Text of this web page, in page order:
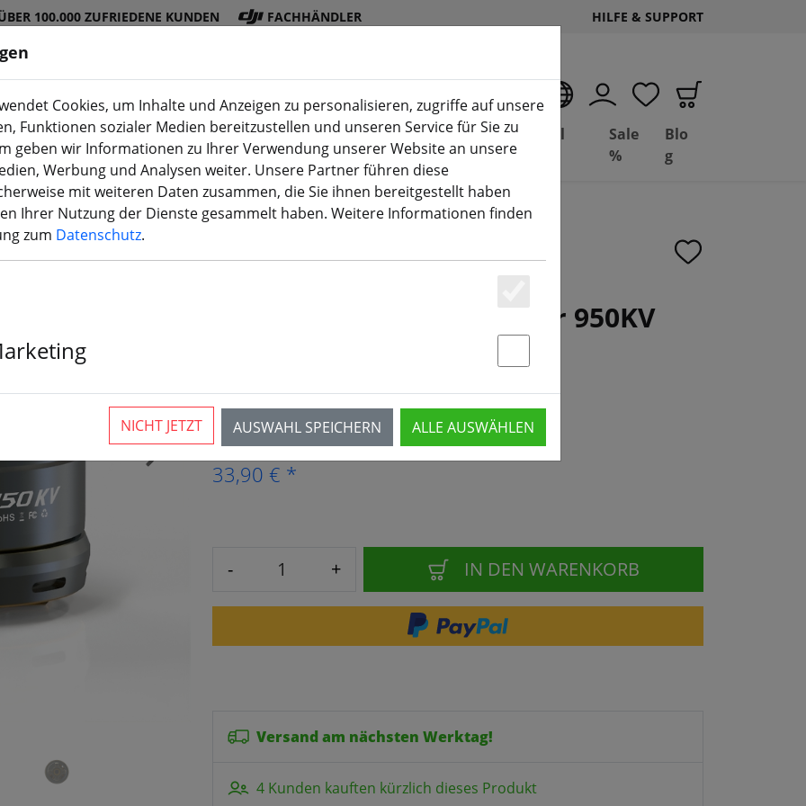
100.000 ZUFRIEDENE KUNDEN FACHHÄNDLER HILFE & SUPPORT
DJI
Shop
Akku
s
Propelle
r
Zubehö
r
3D
Druck(aktuelle Seite)
Deal
Depot
Basil
Sale
%
Blo
g
VCI Hobby 3214 FPV Motor 950KV
›
4 Stück verfügbar
33,90 € *
- + IN DEN WARENKORB
Versand am nächsten Werktag!
4 Kunden kauften kürzlich dieses Produkt
Cookies, um Inhalte und Anzeigen zu personalisieren, zugriffe auf unsere
Funktionen sozialer Medien bereitzustellen und unseren Service für Sie zu
geben wir Informationen zu Ihrer Verwendung unserer Website an unsere
Werbung und Analysen weiter. Unsere Partner führen diese
mit weiteren Daten zusammen, die Sie ihnen bereitgestellt haben
Ihrer Nutzung der Dienste gesammelt haben. Weitere Informationen finden
zum Datenschutz.
Essenziell
AUSWAHL SPEICHERN ALLE AUSWÄHLEN
NICHT JETZT